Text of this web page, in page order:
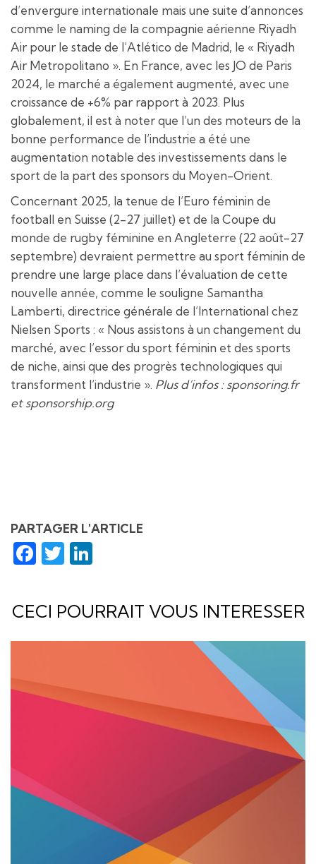
d’envergure internationale mais une suite d’annonces
comme le naming de la compagnie aérienne Riyadh
Air pour le stade de l’Atlético de Madrid, le « Riyadh
Air Metropolitano ». En France, avec les JO de Paris
2024, le marché a également augmenté, avec une
croissance de +6% par rapport à 2023. Plus
globalement, il est à noter que l’un des moteurs de la
bonne performance de l’industrie a été une
augmentation notable des investissements dans le
sport de la part des sponsors du Moyen-Orient.
Concernant 2025, la tenue de l’Euro féminin de
football en Suisse (2-27 juillet) et de la Coupe du
monde de rugby féminine en Angleterre (22 août-27
septembre) devraient permettre au sport féminin de
prendre une large place dans l’évaluation de cette
nouvelle année, comme le souligne Samantha
Lamberti, directrice générale de l’International chez
Nielsen Sports : « Nous assistons à un changement du
marché, avec l’essor du sport féminin et des sports
de niche, ainsi que des progrès technologiques qui
transforment l’industrie ». Plus d’infos : sponsoring.fr
et sponsorship.org
PARTAGER L'ARTICLE
Facebook
Twitter
CECI POURRAIT VOUS INTERESSER